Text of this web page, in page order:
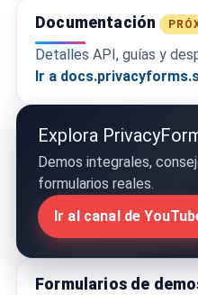
Documentación
Detalles API, guías y
Ir a
Explora
Demos integrales,
formularios reales.
Ir al canal de
Formularios de